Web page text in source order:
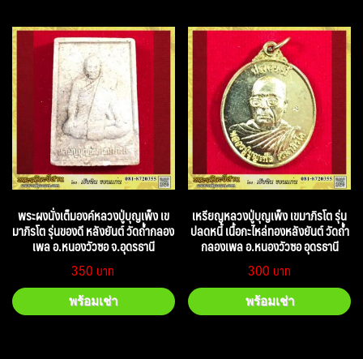
พระผงนั่งเต็มองค์หลวงปู่บุญเพ็ง เข
มาภิรโต รุ่นของดี หลังยันต์ วัดถ้ำกลอง
เพล อ.หนองวัวซอ จ.อุดรธานี
350
พร้อมเช่า
เหรียญหลวงปู่บุญเพ็ง เขมาภิรโต รุ่น
ปลดหนี้ เนื้อกะไหล่ทองหลังยันต์ วัดถ้ำ
กลองเพล อ.หนองวัวซอ อุดรธานี
300
พร้อมเช่า